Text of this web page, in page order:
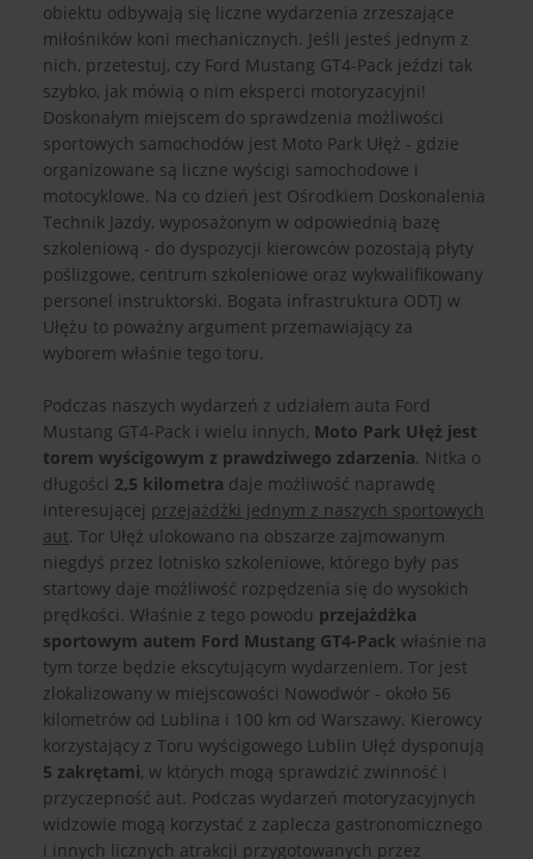
obiektu odbywają się liczne wydarzenia zrzeszające
miłośników koni mechanicznych. Jeśli jesteś jednym z
nich, przetestuj, czy Ford Mustang GT4-Pack jeździ tak
szybko, jak mówią o nim eksperci motoryzacyjni!
Doskonałym miejscem do sprawdzenia możliwości
sportowych samochodów jest Moto Park Ułęż - gdzie
organizowane są liczne wyścigi samochodowe i
motocyklowe. Na co dzień jest Ośrodkiem Doskonalenia
Technik Jazdy, wyposażonym w odpowiednią bazę
szkoleniową - do dyspozycji kierowców pozostają płyty
poślizgowe, centrum szkoleniowe oraz wykwalifikowany
personel instruktorski. Bogata infrastruktura ODTJ w
Ułężu to poważny argument przemawiający za
wyborem właśnie tego toru.
Podczas naszych wydarzeń z udziałem auta Ford
Mustang GT4-Pack i wielu innych, Moto Park Ułęż jest
torem wyścigowym z prawdziwego zdarzenia. Nitka o
długości 2,5 kilometra daje możliwość naprawdę
interesującej przejażdżki jednym z naszych sportowych
aut. Tor Ułęż ulokowano na obszarze zajmowanym
niegdyś przez lotnisko szkoleniowe, którego były pas
startowy daje możliwość rozpędzenia się do wysokich
prędkości. Właśnie z tego powodu przejażdżka
sportowym autem Ford Mustang GT4-Pack właśnie na
tym torze będzie ekscytującym wydarzeniem. Tor jest
zlokalizowany w miejscowości Nowodwór - około 56
kilometrów od Lublina i 100 km od Warszawy. Kierowcy
korzystający z Toru wyścigowego Lublin Ułęż dysponują
5 zakrętami, w których mogą sprawdzić zwinność i
przyczepność aut. Podczas wydarzeń motoryzacyjnych
widzowie mogą korzystać z zaplecza gastronomicznego
i innych licznych atrakcji przygotowanych przez